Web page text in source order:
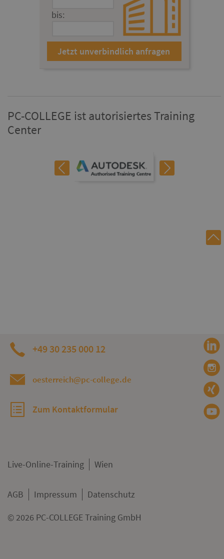
bis:
PC-COLLEGE ist autorisiertes Training
Center
+49 30 235 000 12
oesterreich@pc-college.de
Zum Kontaktformular
Live-Online-Training Wien
AGB Impressum
Datenschutz
© 2026 PC-COLLEGE Training GmbH